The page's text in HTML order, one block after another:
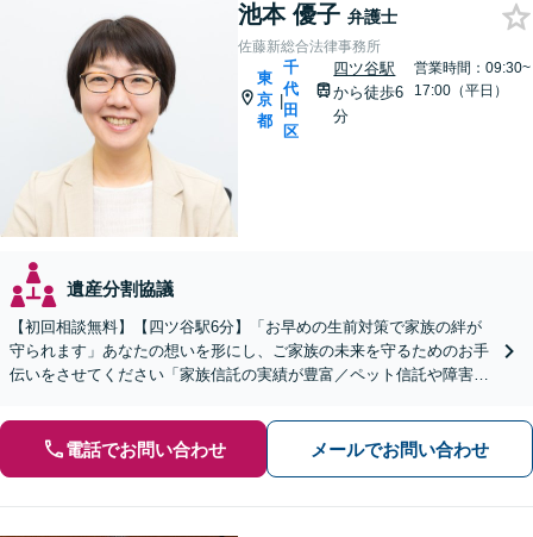
池本 優子 弁護士
佐藤新総合法律事務所
東
京
都
|
千
代
田
区
四ツ谷駅
から徒歩6
分
営業時間：09:30~
17:00（平日）
遺産分割協議
【初回相談無料】【四ツ谷駅6分】「お早めの生前対策で家族の絆が
守られます」あなたの想いを形にし、ご家族の未来を守るためのお手
伝いをさせてください「家族信託の実績が豊富／ペット信託や障害者
電話でお問い合わせ メールでお問い合わせ